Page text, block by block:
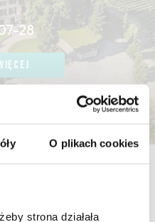
O plikach cookies
strona działała
28
tagu: mineral